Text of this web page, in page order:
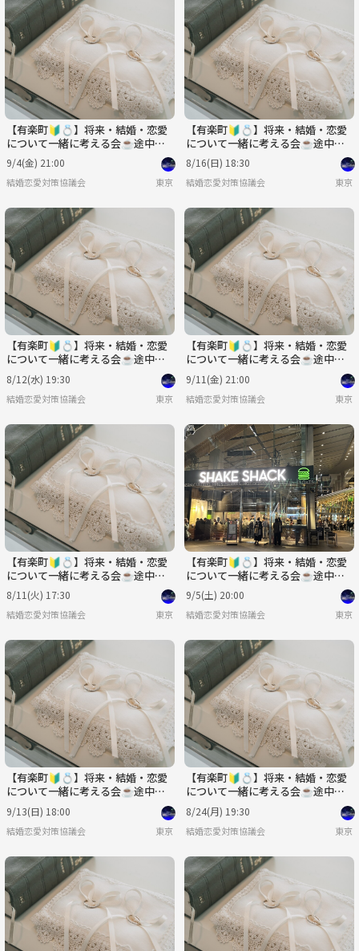
【有楽町🔰💍】将来・結婚・恋愛
について一緒に考える会☕️途中参
加可♪20代〜40代✨
9/4(金) 21:00
結婚恋愛対策協議会 東京
【有楽町🔰💍】将来・結婚・恋愛
について一緒に考える会☕️途中参
加可♪
8/16(日) 18:30
結婚恋愛対策協議会 東京
【有楽町🔰💍】将来・結婚・恋愛
について一緒に考える会☕️途中参
加可♪20代〜40代✨
8/12(水) 19:30
結婚恋愛対策協議会 東京
【有楽町🔰💍】将来・結婚・恋愛
について一緒に考える会☕️途中参
加可♪20代〜40代✨
9/11(金) 21:00
結婚恋愛対策協議会 東京
【有楽町🔰💍】将来・結婚・恋愛
について一緒に考える会☕️途中参
加可♪20代〜40代✨
8/11(火) 17:30
結婚恋愛対策協議会 東京
【有楽町🔰💍】将来・結婚・恋愛
について一緒に考える会☕️途中参
加可♪20代〜40代✨
9/5(土) 20:00
結婚恋愛対策協議会 東京
【有楽町🔰💍】将来・結婚・恋愛
について一緒に考える会☕️途中参
加可♪20代〜40代✨
9/13(日) 18:00
結婚恋愛対策協議会 東京
【有楽町🔰💍】将来・結婚・恋愛
について一緒に考える会☕️途中参
加可♪20代〜40代✨
8/24(月) 19:30
結婚恋愛対策協議会 東京